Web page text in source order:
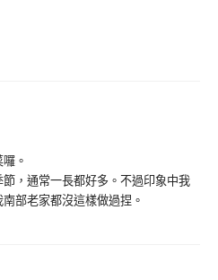
。
，通常一長都好多。不過印象中我
部老家都沒這樣做過捏。